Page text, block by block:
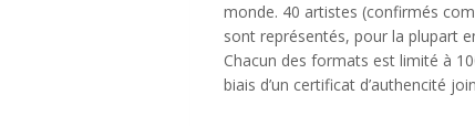
monde. 40 artistes (confirmés
sont représentés, pour la plupart
Chacun des formats est limité à
biais d’un certificat d’authencité